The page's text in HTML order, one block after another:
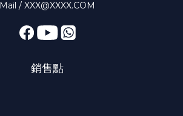
Mail / XXX@XXXX.COM
銷售點